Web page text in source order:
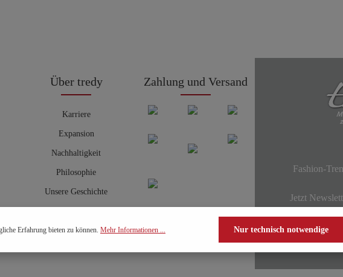
Über tredy
Karriere
Expansion
Nachhaltigkeit
Philosophie
Unsere Geschichte
Zahlung und Versand
Fashion-
Jetzt
Erfahrung bieten zu können. Mehr Informationen ... Nur technisch notwendige